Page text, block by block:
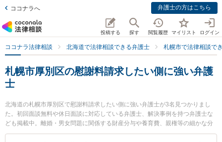
ココナラへ 弁護士の方はこちら
投稿する 探す 閲覧履歴 マイリスト ログイン
ココナラ法律相談 北海道で法律相談できる弁護士 札幌市で法律相談で
札幌市厚別区の慰謝料請求したい側に強い弁護
士
北海道の札幌市厚別区で慰謝料請求したい側に強い弁護士が3名見つかりまし
た。初回面談無料や休日面談に対応している弁護士、解決事例を持つ弁護士な
ども掲載中。離婚・男女問題に関係する財産分与や養育費、親権等の細かな分
野での絞り込み検索もでき便利です。特に弁護士法人リブラ共同法律事務所 新